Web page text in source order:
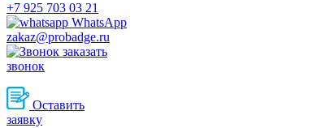
+7 925 703 03 21
WhatsApp
zakaz@probadge.ru
заказать
звонок
Оставить
заявку